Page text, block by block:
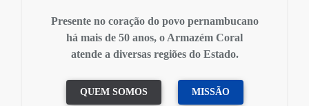
Presente no coração do povo pernambucano
há mais de 50 anos, o Armazém Coral
atende a diversas regiões do Estado.
QUEM SOMOS MISSÃO